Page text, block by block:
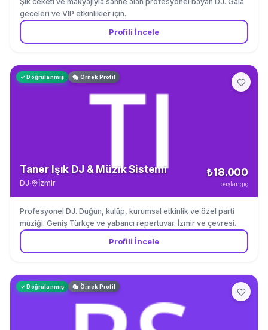
geceleri ve VIP etkinlikler için.
Profili İncele
✓ Doğrulanmış 🎭 Örnek Profil
Taner Işık DJ & Müzik Sistemi
DJ· İzmir
₺18.000
başlangıç
Profesyonel DJ. Düğün, kulüp, kurumsal etkinlik ve özel parti
müziği. Geniş Türkçe ve yabancı repertuvar. İzmir ve çevresi.
Profili İncele
✓ Doğrulanmış 🎭 Örnek Profil